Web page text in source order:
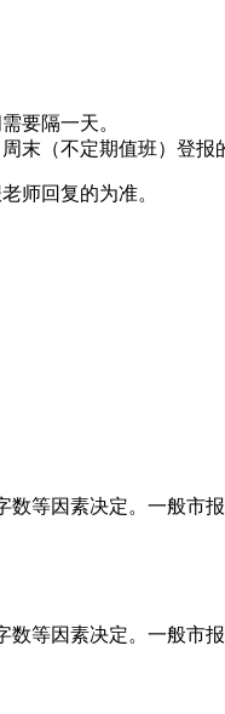
要隔一天。
末（不定期值班）登
师回复的为准。
等因素决定。一般市
等因素决定。一般市